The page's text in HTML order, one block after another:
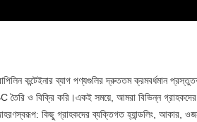
কন্টেইনার ব্যাগ পণ্যগুলির দ্রুততম ক্রমবর্ধমান
ও বিক্রি করি।একই সময়ে, আমরা বিভিন্ন গ্রাহকদের
কিছু গ্রাহকদের ব্যক্তিগত হ্যান্ডলিং, আকার,